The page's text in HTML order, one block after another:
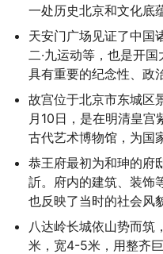
一处历史北京和文化底
天安门广场见证了中国
二·九运动等，也是开
具有重要的纪念性、政
故宫位于北京市东城区
月10日，是在明清皇宫
古代艺术博物馆，为国
恭王府最初为和珅的府
訢。府内的建筑、装饰
也反映了当时的社会风
八达岭长城依山势而筑
米，宽4-5米，用整齐